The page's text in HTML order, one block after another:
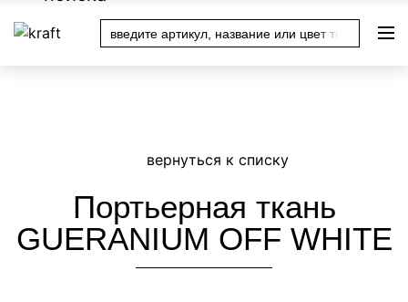
менеджера магазина после оформления заказа или по
телефону в вашем городе
Портьерная ткань
GUERANIUM OFF WHITE